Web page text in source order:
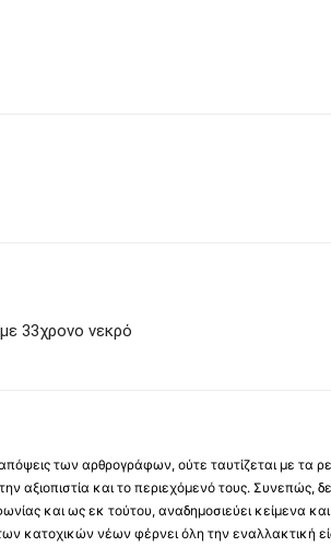
33χρονο νεκρό
των αρθρογράφων, ούτε ταυτίζεται με τα
αξιοπιστία και το περιεχόμενό τους.
και ως εκ τούτου, αναδημοσιεύει κείμενα
κατοχικών νέων φέρνει όλη την εναλλακτική